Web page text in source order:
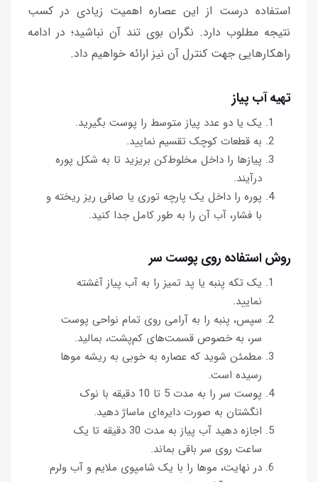
استفاده درست از این عصاره اهمیت زیادی در کسب
نتیجه مطلوب دارد. نگران بوی تند آن نباشید؛ در ادامه
راهکارهایی جهت کنترل آن نیز ارائه خواهیم داد.
تهیه آب پیاز
یک یا دو عدد پیاز متوسط را پوست بگیرید.
به قطعات کوچک تقسیم نمایید.
پیازها را داخل مخلوط‌کن بریزید تا به شکل پوره
درآیند.
پوره را داخل یک پارچه توری یا صافی ریز ریخته و
با فشار، آب آن را به طور کامل جدا کنید.
روش استفاده روی پوست سر
یک تکه پنبه یا پد تمیز را به آب پیاز آغشته
نمایید.
سپس، پنبه را به آرامی روی تمام نواحی پوست
سر، به خصوص قسمت‌های کم‌پشت، بمالید.
مطمئن شوید که عصاره به خوبی به ریشه موها
رسیده است.
پوست سر را به مدت 5 تا 10 دقیقه با نوک
انگشتان به صورت دایره‌ای ماساژ دهید.
اجازه دهید آب پیاز به مدت 30 دقیقه تا یک
ساعت روی سر باقی بماند.
در نهایت، موها را با یک شامپوی ملایم و آب ولرم